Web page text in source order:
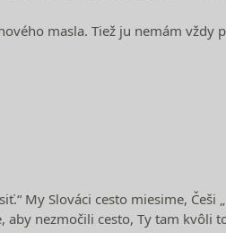
masla. Tiež ju nemám vždy
My Slováci cesto miesime, Češi
nezmočili cesto, Ty tam kvôli